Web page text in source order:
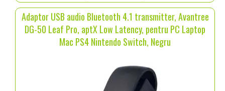
Adaptor USB audio Bluetooth 4.1 transmitter, Avantree
DG-50 Leaf Pro, aptX Low Latency, pentru PC Laptop
Mac PS4 Nintendo Switch, Negru